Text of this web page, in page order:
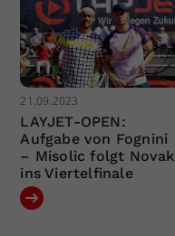
21.09.2023
LAYJET-OPEN:
Aufgabe von Fognini
– Misolic folgt Novak
ins Viertelfinale